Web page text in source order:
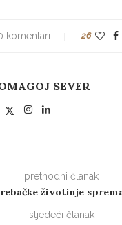
komentari 26
SEVER
prethodni članak
životinje
sljedeći članak